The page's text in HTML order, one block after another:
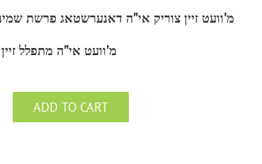
מ’וועט זיין צוריק אי”ה דאנערשטאג פרשת שמיני
מ’וועט אי”ה מתפלל
ADD TO CART